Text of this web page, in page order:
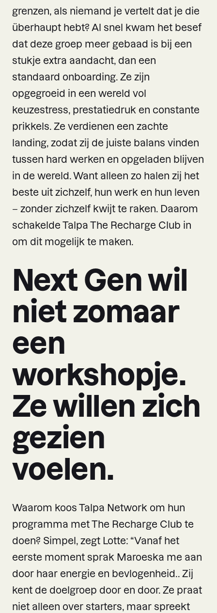
grenzen, als niemand je vertelt dat je die
überhaupt hebt? Al snel kwam het besef
dat deze groep meer gebaad is bij een
stukje extra aandacht, dan een
standaard onboarding. Ze zijn
opgegroeid in een wereld vol
keuzestress, prestatiedruk en constante
prikkels. Ze verdienen een zachte
landing, zodat zij de juiste balans vinden
tussen hard werken en opgeladen blijven
in de wereld. Want alleen zo halen zij het
beste uit zichzelf, hun werk en hun leven
– zonder zichzelf kwijt te raken. Daarom
schakelde Talpa The Recharge Club in
om dit mogelijk te maken.
Next Gen wil
niet zomaar
een
workshopje.
Ze willen zich
gezien
voelen.
Waarom koos Talpa Network om hun
programma met The Recharge Club te
doen? Simpel, zegt Lotte: “Vanaf het
eerste moment sprak Maroeska me aan
door haar energie en bevlogenheid.. Zij
kent de doelgroep door en door. Ze praat
niet alleen over starters, maar spreekt